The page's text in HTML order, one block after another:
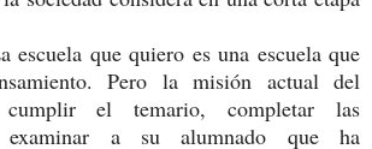
quiero es una escuela que
Pero la misión actual del
cumplir el temario, completar las
examinar a su alumnado que ha